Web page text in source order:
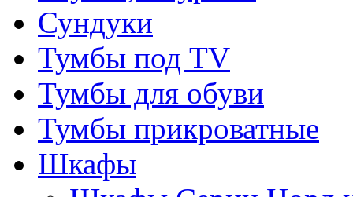
Сундуки
Тумбы под TV
Тумбы для обуви
Тумбы прикроватные
Шкафы